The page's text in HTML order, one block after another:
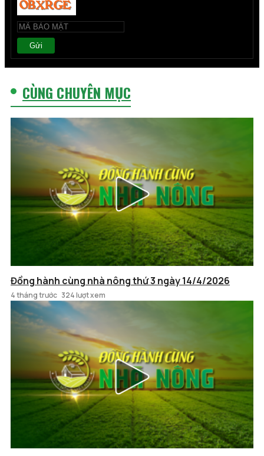
Gửi
CÙNG CHUYÊN MỤC
Đồng hành cùng nhà nông thứ 3 ngày 14/4/2026
4 tháng trước 324 lượt xem